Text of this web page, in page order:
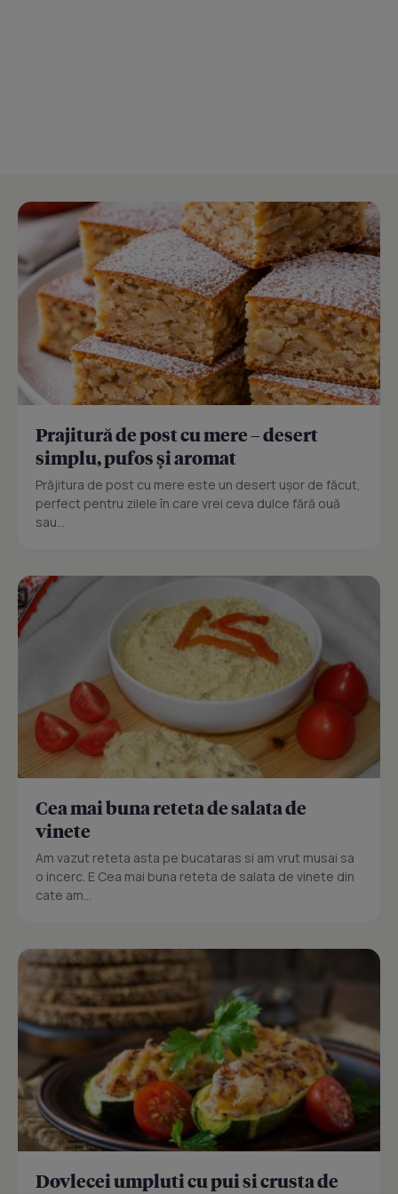
Prajitură de post cu mere – desert
simplu, pufos și aromat
Prăjitura de post cu mere este un desert ușor de făcut,
perfect pentru zilele în care vrei ceva dulce fără ouă
sau...
Cea mai buna reteta de salata de
vinete
Am vazut reteta asta pe bucataras si am vrut musai sa
o incerc. E Cea mai buna reteta de salata de vinete din
cate am...
Dovlecei umpluti cu pui si crusta de